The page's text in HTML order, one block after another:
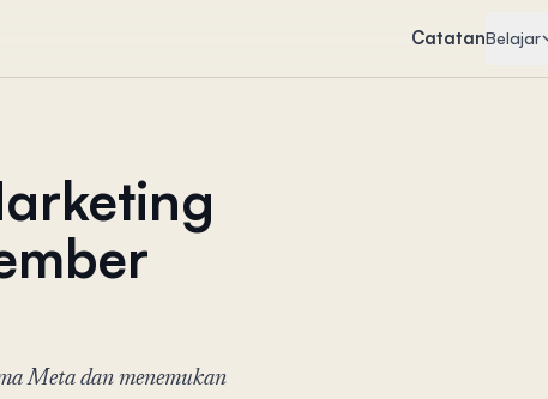
CatatanBelajar
Meta dan menemukan